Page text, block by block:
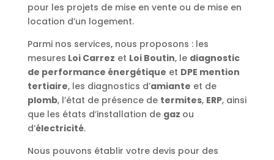
pour les projets de mise en vente ou de mise en
location d’un logement.
Parmi nos services, nous proposons : les
mesures Loi Carrez et Loi Boutin, le diagnostic
de performance énergétique et DPE mention
tertiaire, les diagnostics d’amiante et de
plomb, l’état de présence de termites, ERP, ainsi
que les états d’installation de gaz ou
d’électricité.
Nous pouvons établir votre devis pour des